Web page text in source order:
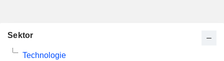
Sektor
Technologie